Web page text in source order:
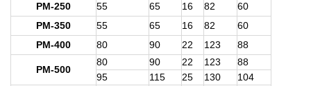
РМ-250
55 65 16 82
60
РМ-350
55 65 16 82
60
РМ-400
80 90 22 123 88
РМ-500
80 90 22 123
88
95
115 25 130 104